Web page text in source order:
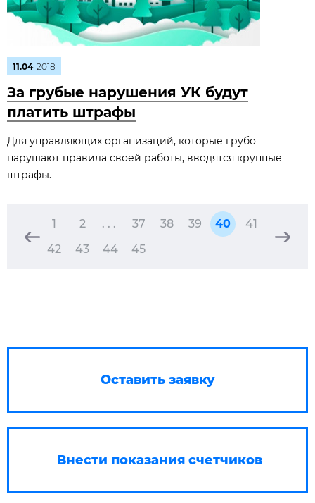
11.04 2018
За грубые нарушения УК будут
платить штрафы
Для управляющих организаций, которые грубо
нарушают правила своей работы, вводятся крупные
штрафы.
1 2 . . . 37 38 39 40
41
42
43 44 45
Оставить заявку
Внести показания счетчиков